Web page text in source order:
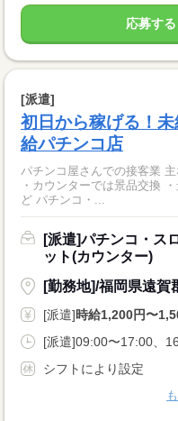
応募する
[派遣]
初日から稼げる！
給パチンコ店
パチンコ屋さんでの接客業
・カウンターでは景品交換
ど パチンコ・...
[派遣]パチンコ・ス
ット(カウンター)
[勤務地]/福岡県遠賀
[派遣]時給1,200円〜
[派遣]09:00〜17:00、
シフトにより設定